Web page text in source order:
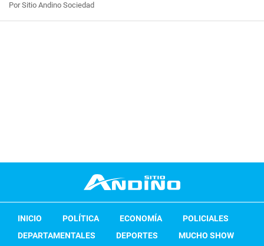
Por Sitio Andino Sociedad
INICIO POLÍTICA ECONOMÍA
POLICIALES
DEPARTAMENTALES
DEPORTES MUCHO SHOW